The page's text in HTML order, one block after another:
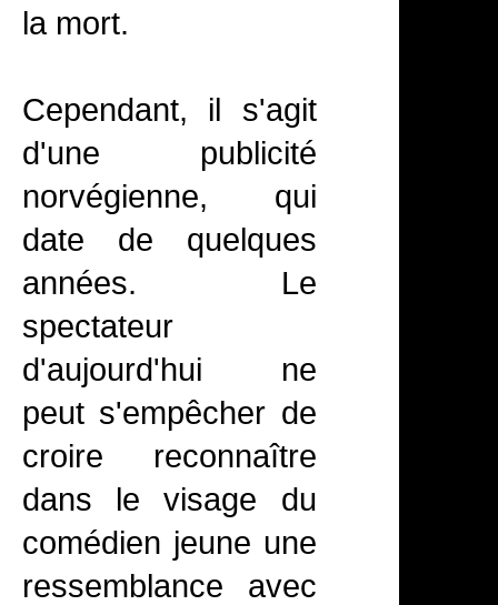
la mort.
Cependant, il s'agit
d'une publicité
norvégienne, qui
date de quelques
années. Le
spectateur
d'aujourd'hui ne
peut s'empêcher de
croire reconnaître
dans le visage du
comédien jeune une
ressemblance avec